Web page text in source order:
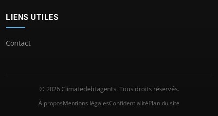
LIENS UTILES
Contact
© 2026 Climatedebtagents. Tous droits réservés.
À proposMentions légalesConfidentialitéPlan du site